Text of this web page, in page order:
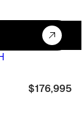
$176,995